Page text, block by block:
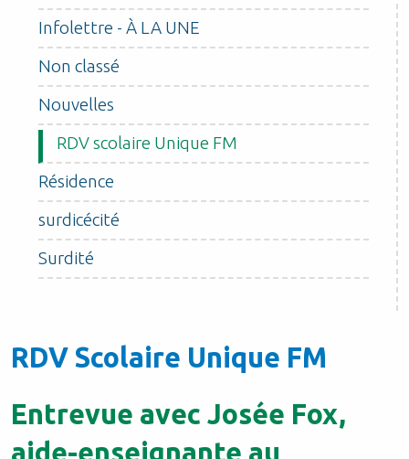
Infolettre - À LA UNE
Non classé
Nouvelles
RDV scolaire Unique FM
Résidence
surdicécité
Surdité
RDV Scolaire Unique FM
Entrevue avec Josée Fox,
aide-enseignante au